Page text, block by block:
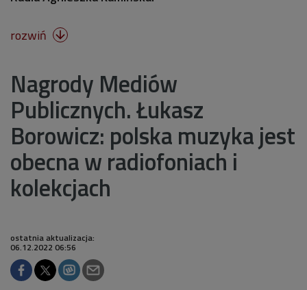
rozwiń 
Nagrody Mediów
Publicznych. Łukasz
Borowicz: polska muzyka jest
obecna w radiofoniach i
kolekcjach
ostatnia aktualizacja:
06.12.2022 06:56